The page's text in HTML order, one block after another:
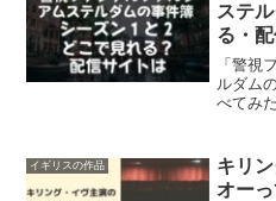
ステ
る・
「警視
ルダム
べてみ
イギリスの作品
キリ
オー